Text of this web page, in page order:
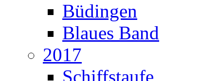
Büdingen
Blaues Band
2017
Schiffstaufe